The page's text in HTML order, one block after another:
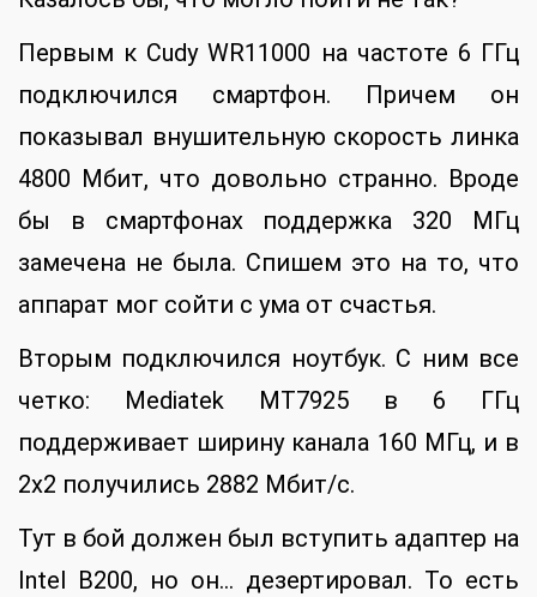
Первым к Cudy WR11000 на частоте 6 ГГц
подключился смартфон. Причем он
показывал внушительную скорость линка
4800 Мбит, что довольно странно. Вроде
бы в смартфонах поддержка 320 МГц
замечена не была. Спишем это на то, что
аппарат мог сойти с ума от счастья.
Вторым подключился ноутбук. С ним все
четко: Mediatek MT7925 в 6 ГГц
поддерживает ширину канала 160 МГц, и в
2х2 получились 2882 Мбит/с.
Тут в бой должен был вступить адаптер на
Intel B200, но он… дезертировал. То есть